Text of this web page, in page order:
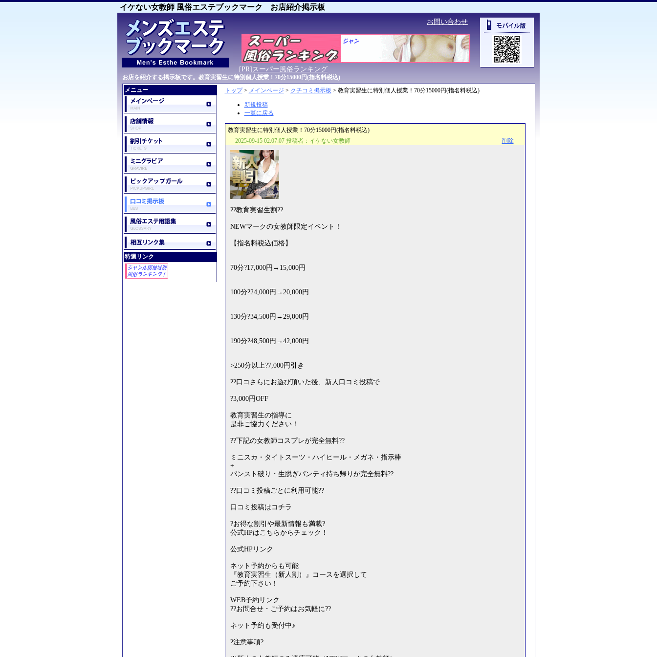
イケない女教師 風俗エステブックマーク お店紹介掲示板
お店を紹介する掲示板です。教育実習生に特別個人授業！70分15000円(指名料税込)
お問い合わせ
[PR] スーパー風俗ランキング
メニュー
特選リンク
トップ> メインページ > クチコミ掲示板 > 教育実習生に特別個人授業！70分15000円(指名料税込)
新規投稿
一覧に戻る
教育実習生に特別個人授業！70分15000円(指名料税込)
2025-09-15 02:07:07 投稿者：イケない女教師
削除
??教育実習生割??
NEWマークの女教師限定イベント！
【指名料税込価格】
70分?17,000円→15,000円
100分?24,000円→20,000円
130分?34,500円→29,000円
190分?48,500円→42,000円
>250分以上?7,000円引き
??口コさらにお遊び頂いた後、新人口コミ投稿で
?3,000円OFF
教育実習生の指導に
是非ご協力ください！
??下記の女教師コスプレが完全無料??
ミニスカ・タイトスーツ・ハイヒール・メガネ・指示棒
+
パンスト破り・生脱ぎパンティ持ち帰りが完全無料??
??口コミ投稿ごとに利用可能??
口コミ投稿はコチラ
?お得な割引や最新情報も満載?
公式HPはこちらからチェック！
公式HPリンク
ネット予約からも可能
『教育実習生（新人割）』コースを選択して
ご予約下さい！
WEB予約リンク
??お問合せ・ご予約はお気軽に??
ネット予約も受付中♪
?注意事項?